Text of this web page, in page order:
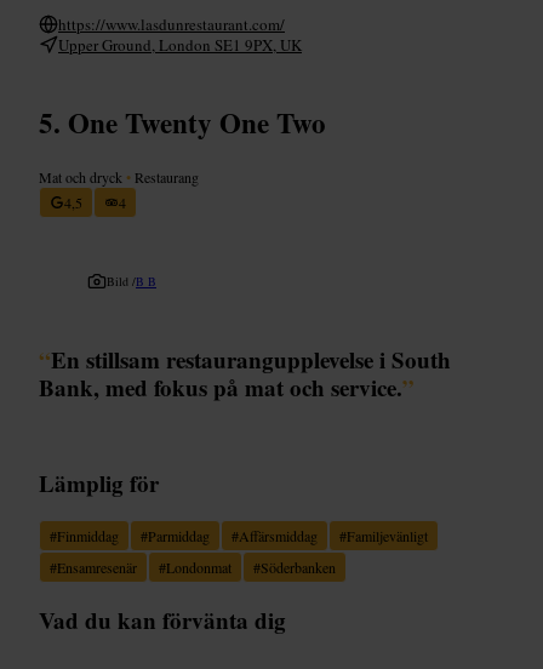
https://www.lasdunrestaurant.com/
Upper Ground, London SE1 9PX, UK
One Twenty One Two
Mat och dryck • Restaurang
4,5
4
Bild /B B
“En stillsam restaurangupplevelse i South
Bank, med fokus på mat och service.”
Lämplig för
#Finmiddag #Parmiddag #Affärsmiddag #Familjevänligt
#Ensamresenär #Londonmat #Söderbanken
Vad du kan förvänta dig